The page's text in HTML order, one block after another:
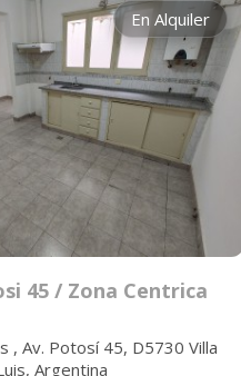
En Alquiler
45 / Zona Centrica
, Av. Potosí 45, D5730 Villa
Argentina